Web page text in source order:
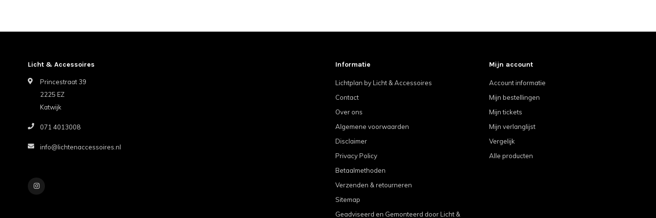
Licht & Accessoires
Princestraat 39
2225 EZ
Katwijk
071 4013008
info@lichtenaccessoires.nl
Informatie
Lichtplan by Licht & Accessoires
Contact
Over ons
Algemene voorwaarden
Disclaimer
Privacy Policy
Betaalmethoden
Verzenden & retourneren
Sitemap
Geadviseerd en Gemonteerd door Licht &
Mijn account
Account informatie
Mijn bestellingen
Mijn tickets
Mijn verlanglijst
Vergelijk
Alle producten